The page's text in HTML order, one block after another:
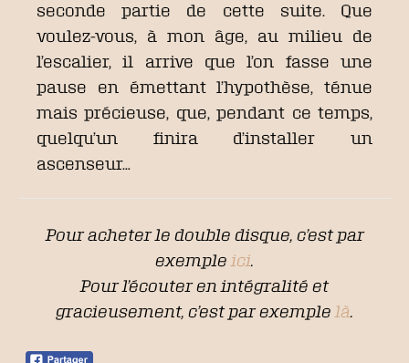
seconde partie de cette suite. Que
voulez-vous, à mon âge, au milieu de
l’escalier, il arrive que l’on fasse une
pause en émettant l’hypothèse, ténue
mais précieuse, que, pendant ce temps,
quelqu’un finira d’installer un
ascenseur…
Pour acheter le double disque, c’est par
exemple ici.
Pour l’écouter en intégralité et
gracieusement, c’est par exemple là.